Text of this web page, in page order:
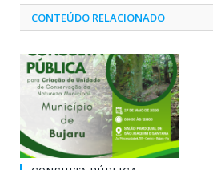
CONTEÚDO RELACIONADO